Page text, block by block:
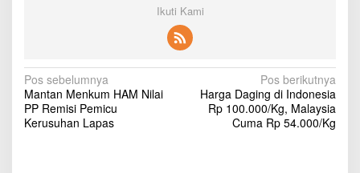
Ikuti Kami
N
a
v
Pos sebelumnya
Mantan Menkum HAM Nilai
PP Remisi Pemicu
Kerusuhan Lapas
Pos berikutnya
Harga Daging di Indonesia
Rp 100.000/Kg, Malaysia
Cuma Rp 54.000/Kg